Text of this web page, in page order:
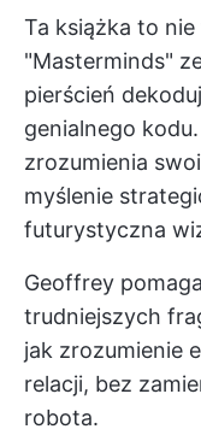
Ta książka to
"Masterminds"
pierścień
genialnego
zrozumienia
myślenie
futurystyczna
Geoffrey
trudniejszych
jak zrozumienie
relacji, bez
robota.